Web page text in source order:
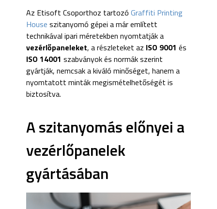
Az Etisoft Csoporthoz tartozóGraffiti Printing
House szitanyomó gépei a már említett
technikával ipari méretekben nyomtatják a
vezérlőpaneleket, a részleteket az ISO 9001 és
ISO 14001 szabványok és normák szerint
gyártják, nemcsak a kiváló minőséget, hanem a
nyomtatott minták megismételhetőségét is
biztosítva.
A szitanyomás előnyei a
vezérlőpanelek
gyártásában